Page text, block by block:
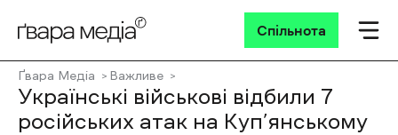
Спільнота
Ґвара Медіа Важливе
Українські військові відбили 7
російських атак на Куп’янському